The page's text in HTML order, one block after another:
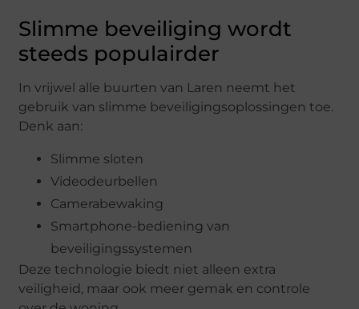
Slimme beveiliging wordt
steeds populairder
In vrijwel alle buurten van Laren neemt het
gebruik van slimme beveiligingsoplossingen toe.
Denk aan:
Slimme sloten
Videodeurbellen
Camerabewaking
Smartphone-bediening van
beveiligingssystemen
Deze technologie biedt niet alleen extra
veiligheid, maar ook meer gemak en controle